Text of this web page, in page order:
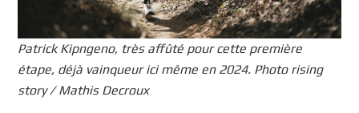
Patrick Kipngeno, très affûté pour cette première
étape, déjà vainqueur ici même en 2024. Photo rising
story / Mathis Decroux